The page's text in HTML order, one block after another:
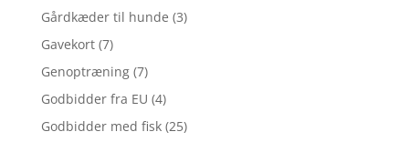
Gårdkæder til hunde (3)
Gavekort (7)
Genoptræning (7)
Godbidder fra EU (4)
Godbidder med fisk (25)